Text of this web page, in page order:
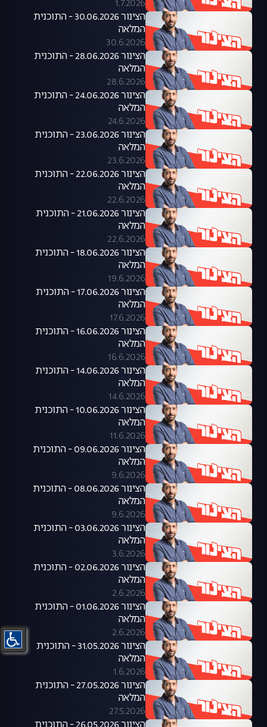
1.7.2026
הצינור 30.06.2026 - התוכנית
המלאה
30.6.2026
הצינור 28.06.2026 - התוכנית
המלאה
28.6.2026
הצינור 24.06.2026 - התוכנית
המלאה
24.6.2026
הצינור 23.06.2026 - התוכנית
המלאה
23.6.2026
הצינור 22.06.2026 - התוכנית
המלאה
22.6.2026
הצינור 21.06.2026 - התוכנית
המלאה
22.6.2026
הצינור 18.06.2026 - התוכנית
המלאה
19.6.2026
הצינור 17.06.2026 - התוכנית
המלאה
17.6.2026
הצינור 16.06.2026 - התוכנית
המלאה
16.6.2026
הצינור 14.06.2026 - התוכנית
המלאה
14.6.2026
הצינור 10.06.2026 - התוכנית
המלאה
11.6.2026
הצינור 09.06.2026 - התוכנית
המלאה
9.6.2026
הצינור 08.06.2026 - התוכנית
המלאה
9.6.2026
הצינור 03.06.2026 - התוכנית
המלאה
3.6.2026
הצינור 02.06.2026 - התוכנית
המלאה
2.6.2026
הצינור 01.06.2026 - התוכנית
המלאה
2.6.2026
הצינור 31.05.2026 - התוכנית
המלאה
1.6.2026
הצינור 27.05.2026 - התוכנית
המלאה
27.5.2026